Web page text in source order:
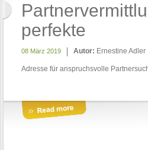
perfekte
08 März 2019 Autor: Ernestine Adler
Adresse für anspruchsvolle